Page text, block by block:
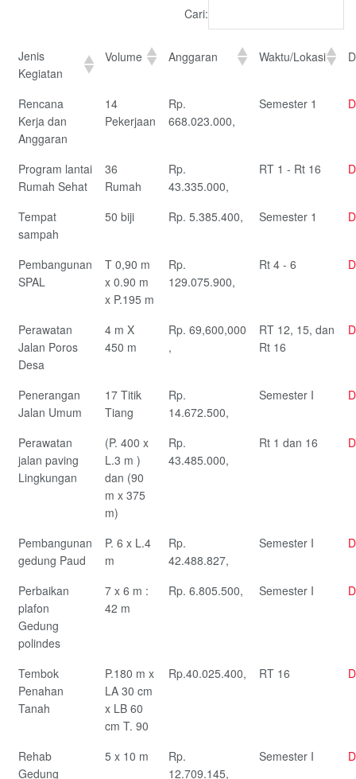
Cari:
Jenis
Kegiatan
Volume Anggaran Waktu/Lokasi
Rencana
Kerja dan
Anggaran
14
Pekerjaan
Rp.
668.023.000,
Semester 1
Program lantai
Rumah Sehat
36
Rumah
Rp.
43.335.000,
RT 1 - Rt 16
Tempat
sampah
50 biji Rp. 5.385.400, Semester 1
Pembangunan
SPAL
T 0,90 m
x 0.90 m
x P.195 m
Rp.
129.075.900,
Rt 4 - 6
Perawatan
Jalan Poros
Desa
4 m X
450 m
Rp. 69,600,000
,
RT 12, 15, dan
Rt 16
Penerangan
Jalan Umum
17 Titik
Tiang
Rp.
14.672.500,
Semester I
Perawatan
jalan paving
Lingkungan
(P. 400 x
L.3 m )
dan (90
m x 375
m)
Rp.
43.485.000,
Rt 1 dan 16
Pembangunan
gedung Paud
P. 6 x L.4
m
Rp.
42.488.827,
Semester I
Perbaikan
plafon
Gedung
polindes
7 x 6 m :
42 m
Rp. 6.805.500, Semester I
Tembok
Penahan
Tanah
P.180 m x
LA 30 cm
x LB 60
cm T. 90
Rp.40.025.400, RT 16
Rehab
Gedung
5 x 10 m
Rp.
12.709.145,
Semester I